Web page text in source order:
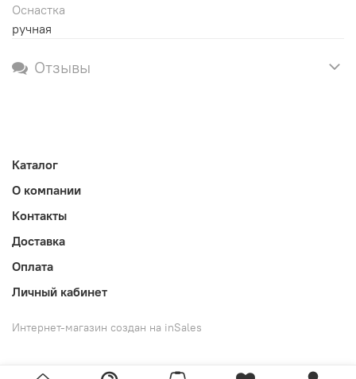
Оснастка
ручная
Отзывы
Каталог
О компании
Контакты
Доставка
Оплата
Личный кабинет
Интернет-магазин создан на inSales